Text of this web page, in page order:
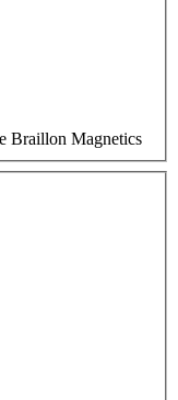
Braillon Magnetics